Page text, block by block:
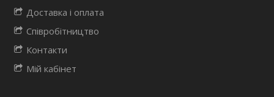
Доставка і оплата
Співробітництво
Контакти
Мій кабінет